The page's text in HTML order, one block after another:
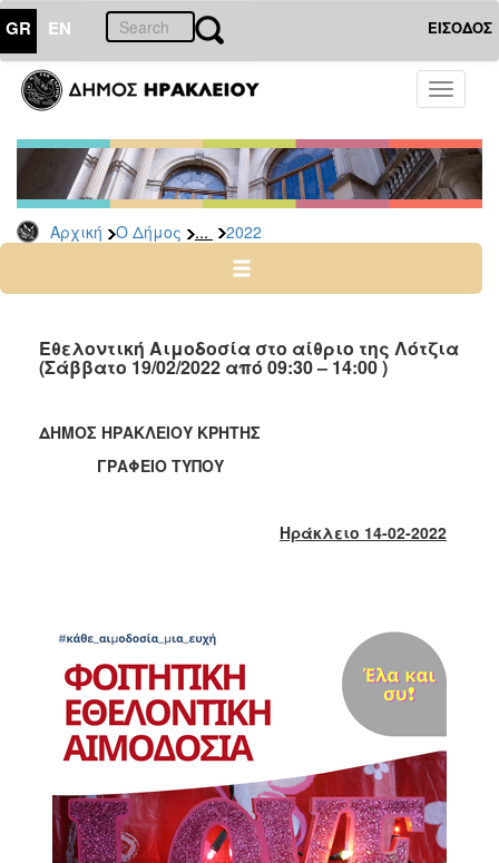
GR EN ΕΙΣΟΔΟΣ
Toggle
Αρχική Ο Δήμος ... 2022
ΔΗΜΟΣ
Δελτία
Τύπου
Αρχείο
2026
2024
2022
2020
2019
2013
2012
2011
2010
2006
Εθελοντική Αιμοδοσία στο αίθριο της Λότζια
(Σάββατο 19/02/2022 από 09:30 – 14:00 )
ΔΗΜΟΣ ΗΡΑΚΛΕΙΟΥ ΚΡΗΤΗΣ
ΓΡΑΦΕΙΟ ΤΥΠΟΥ
Ηράκλειο 14-02-2022